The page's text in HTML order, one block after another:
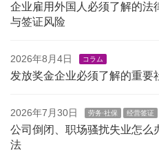
企业雇用外国人必须了解的法
与签证风险
2026年8月4日 コラム
发放奖金企业必须了解的重要
2026年7月30日 劳务·社保 经营签证
公司倒闭、职场骚扰失业怎么
法